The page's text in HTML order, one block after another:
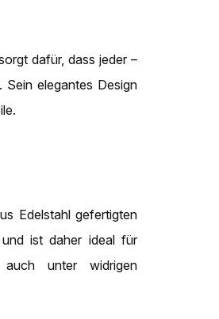
dafür, dass jeder –
Sein elegantes Design
Edelstahl gefertigten
und ist daher ideal für
auch unter widrigen